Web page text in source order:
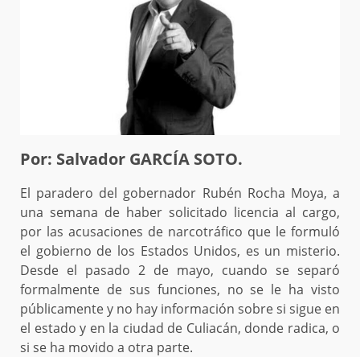
Por: Salvador GARCÍA SOTO.
El paradero del gobernador Rubén Rocha Moya, a
una semana de haber solicitado licencia al cargo,
por las acusaciones de narcotráfico que le formuló
el gobierno de los Estados Unidos, es un misterio.
Desde el pasado 2 de mayo, cuando se separó
formalmente de sus funciones, no se le ha visto
públicamente y no hay información sobre si sigue en
el estado y en la ciudad de Culiacán, donde radica, o
si se ha movido a otra parte.